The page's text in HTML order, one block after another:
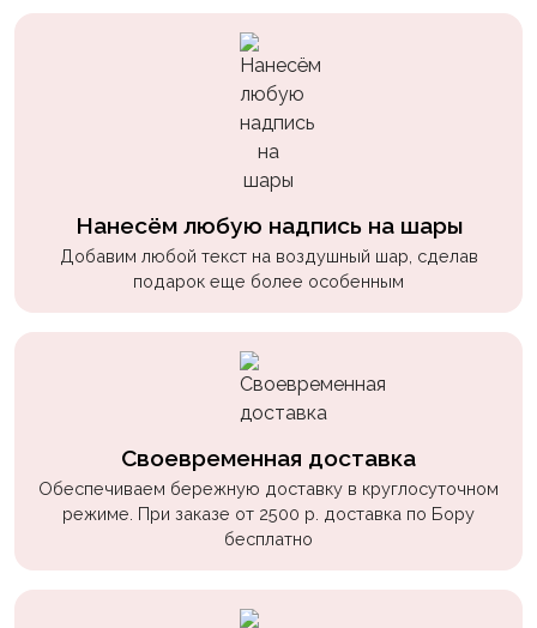
Нанесём любую надпись на шары
Добавим любой текст на воздушный шар, сделав
подарок еще более особенным
Своевременная доставка
Обеспечиваем бережную доставку в круглосуточном
режиме. При заказе от 2500 р. доставка по Бору
бесплатно
Ферма